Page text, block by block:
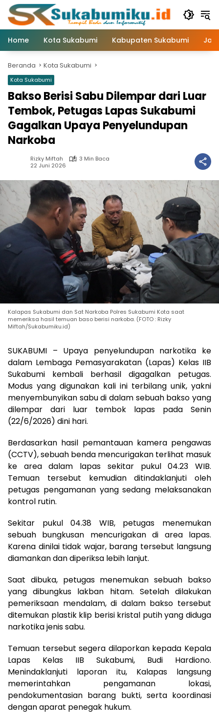
Langsung
konten
Home
Kota Sukabumi Kabupaten Sukabumi
Beranda Kota Sukabumi
Kota Sukabumi
Bakso Berisi Sabu Dilempar dari Luar
Tembok, Petugas Lapas Sukabumi
Gagalkan Upaya Penyelundupan
Narkoba
Rizky Miftah
3 Min Baca
22 Juni 2026
Kalapas Sukabumi dan Sat Narkoba Polres Sukabumi Kota saat
memeriksa hasil temuan baso berisi narkoba. (FOTO : Rizky
Miftah/Sukabumiku.id)
SUKABUMI – Upaya penyelundupan narkotika ke
dalam Lembaga Pemasyarakatan (Lapas) Kelas IIB
Sukabumi kembali berhasil digagalkan petugas.
Modus yang digunakan kali ini terbilang unik, yakni
menyembunyikan sabu di dalam sebuah bakso yang
dilempar dari luar tembok lapas pada Senin
(22/6/2026) dini hari.
Berdasarkan hasil pemantauan kamera pengawas
(CCTV), sebuah benda mencurigakan terlihat masuk
ke area dalam lapas sekitar pukul 04.23 WIB.
Temuan tersebut kemudian ditindaklanjuti oleh
petugas pengamanan yang sedang melaksanakan
kontrol rutin.
Sekitar pukul 04.38 WIB, petugas menemukan
sebuah bungkusan mencurigakan di area lapas.
Karena dinilai tidak wajar, barang tersebut langsung
diamankan dan diperiksa lebih lanjut.
Saat dibuka, petugas menemukan sebuah bakso
yang dibungkus lakban hitam. Setelah dilakukan
pemeriksaan mendalam, di dalam bakso tersebut
ditemukan plastik klip berisi kristal putih yang diduga
narkotika jenis sabu.
Temuan tersebut segera dilaporkan kepada Kepala
Lapas Kelas IIB Sukabumi, Budi Hardiono.
Menindaklanjuti laporan itu, Kalapas langsung
memerintahkan pengamanan lokasi,
pendokumentasian barang bukti, serta koordinasi
dengan aparat penegak hukum.